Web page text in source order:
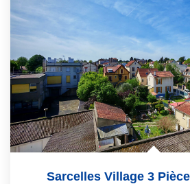
Sarcelles Village 3